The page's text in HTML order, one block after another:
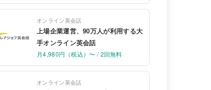
オンライン英会話
上場企業運営、90万人が利用する大
手オンライン英会話
月4,980円（税込）〜 / 2回無料
オンライン英会話